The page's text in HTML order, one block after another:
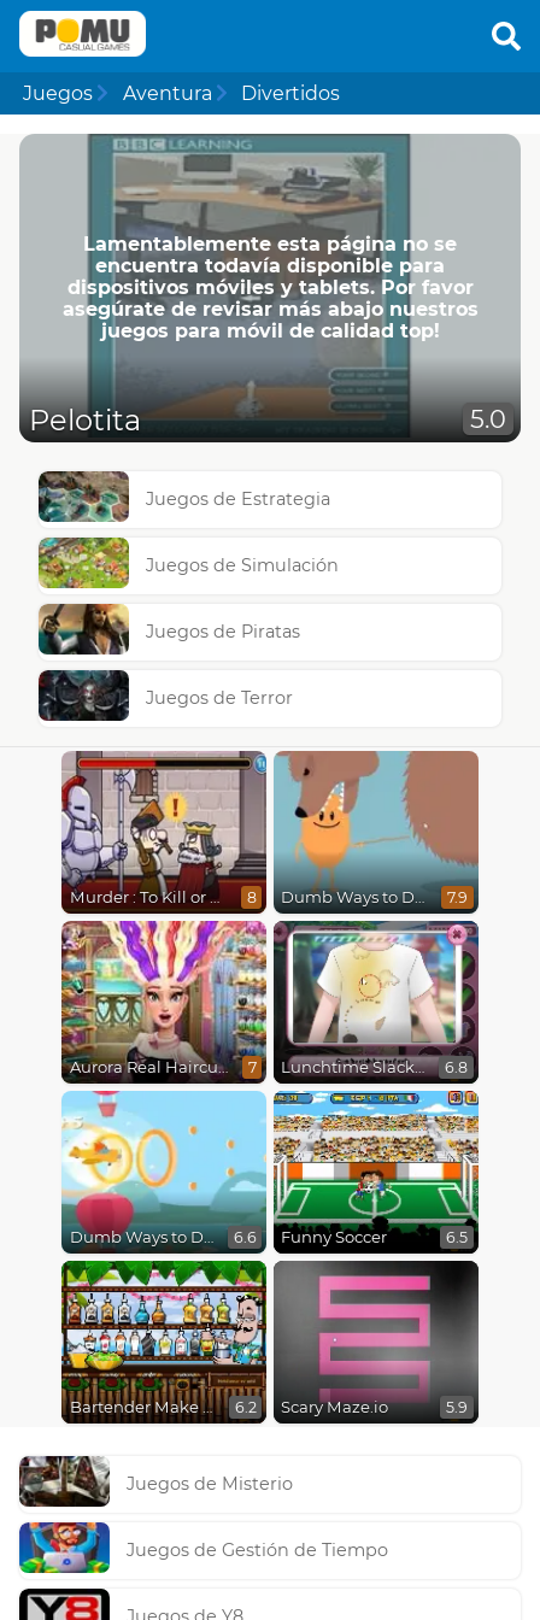
Juegos Aventura Divertidos
Lamentablemente esta página no se
encuentra todavía disponible para
dispositivos móviles y tablets. Por favor
asegúrate de revisar más abajo nuestros
juegos para móvil de calidad top!
Pelotita 5.0
Juegos de Estrategia
Juegos de Simulación
Juegos de Piratas
Juegos de Terror
Murder : To Kill or Not to Kill 8 Dumb Ways to Die 7.9
Aurora Real Haircuts 7 Lunchtime Slacking 6.8
Dumb Ways to Die 3: World Tour 6.6 Funny Soccer 6.5
Bartender Make Right Mix 6.2 Scary Maze.io 5.9
Juegos de Misterio
Juegos de Gestión de Tiempo